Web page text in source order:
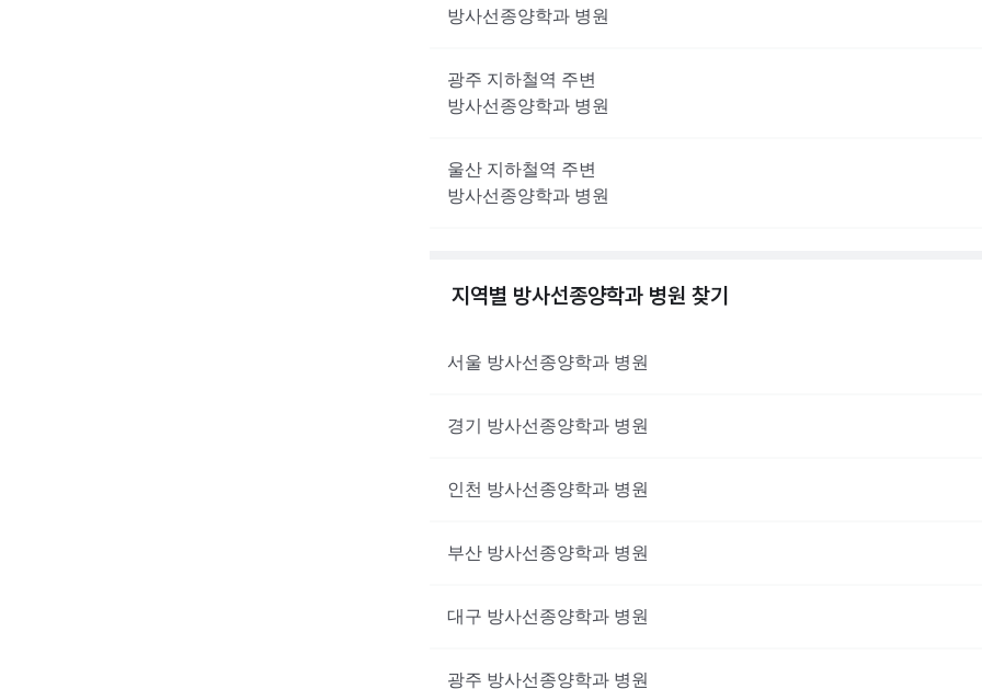
방사선종양학과 병원
광주 지하철역 주변
방사선종양학과 병원
울산 지하철역 주변
방사선종양학과 병원
지역별 방사선종양학과 병원 찾기
서울 방사선종양학과 병원
경기 방사선종양학과 병원
인천 방사선종양학과 병원
부산 방사선종양학과 병원
대구 방사선종양학과 병원
광주 방사선종양학과 병원